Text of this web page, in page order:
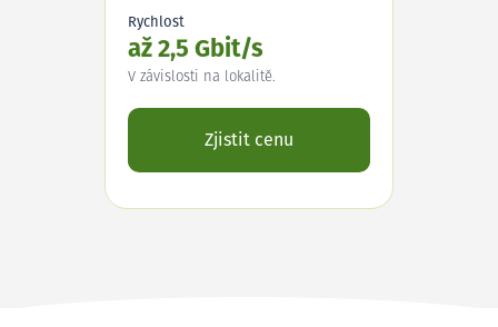
Rychlost
až 2,5 Gbit/s
V závislosti na lokalitě.
Zjistit cenu